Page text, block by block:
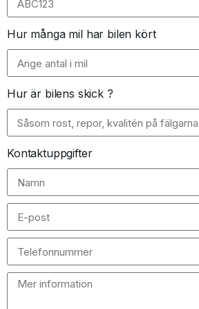
Hur många mil har bilen kört
Hur är bilens skick ?
Kontaktuppgifter